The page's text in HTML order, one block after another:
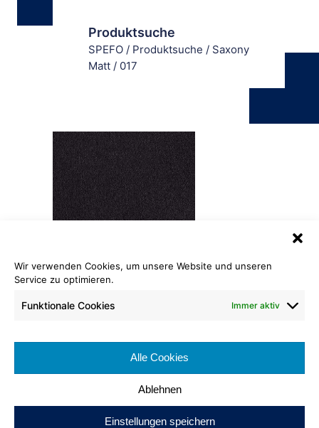
Wir verwenden Cookies, um unsere Website und unseren
Service zu optimieren.
Funktionale Cookies Immer aktiv
Alle Cookies
Ablehnen
Einstellungen speichern
Produktsuche
SPEFO / Produktsuche / Saxony
Matt / 017
Warenbreite: ca. 400 cm
Saxony Matt